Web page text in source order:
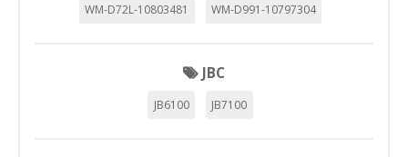
WM-D72L-10803481 WM-D991-10797304
JBC
JB6100 JB7100